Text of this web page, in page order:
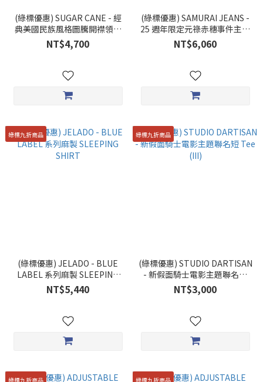
(綠標優惠) SUGAR CANE - 經
典美國民族風格圖騰開襟領短
袖休閒襯衫
NT$4,700
(綠標優惠) SAMURAI JEANS -
25 週年限定元祿赤穗事件主題
緹花織短 Tee
NT$6,060
綠標九折商品
(綠標優惠) JELADO - BLUE
LABEL 系列麻製 SLEEPING
SHIRT
NT$5,440
綠標九折商品
(綠標優惠) STUDIO DARTISAN
- 新假面騎士電影主題聯名短
Tee (III)
NT$3,000
綠標九折商品 綠標九折商品